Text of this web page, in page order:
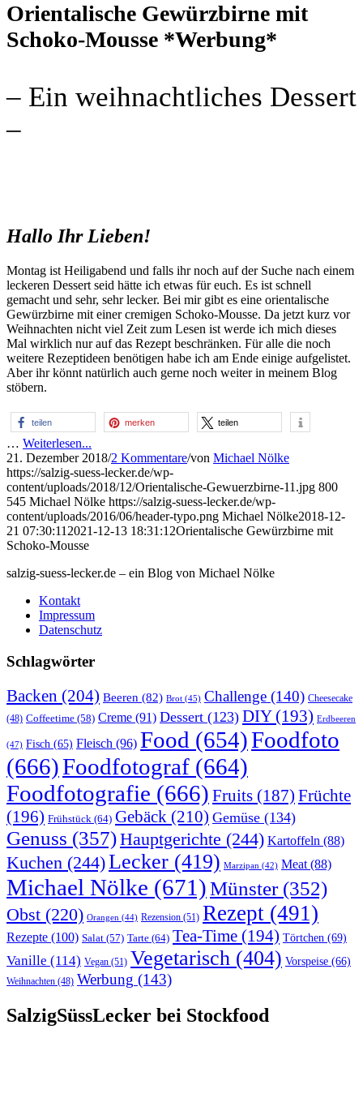
Orientalische Gewürzbirne mit
Schoko-Mousse *Werbung*
– Ein weihnachtliches Dessert
–
Hallo Ihr Lieben!
Montag ist Heiligabend und falls ihr noch auf der Suche nach einem
leckeren Dessert seid hätte ich etwas für euch. Es ist schnell
gemacht und sehr, sehr lecker. Bei mir gibt es eine orientalische
Gewürzbirne mit einer cremigen Schoko-Mousse. Da jetzt kurz vor
Weihnachten nicht viel Zeit zum Lesen ist werde ich mich dieses
Mal wirklich nur auf das Rezept beschränken. Für alle die noch
weitere Rezeptideen benötigen habe ich am Ende einige aufgelistet.
Aber ihr könnt natürlich auch gerne noch weiter in meinem Blog
stöbern.
teilen merken teilen
… Weiterlesen...
21. Dezember 2018/2 Kommentare/von Michael Nölke
https://salzig-suess-lecker.de/wp-
content/uploads/2018/12/Orientalische-Gewuerzbirne-11.jpg 800
545 Michael Nölke https://salzig-suess-lecker.de/wp-
content/uploads/2016/06/header-typo.png Michael Nölke2018-12-
21 07:30:11 2021-12-13 18:31:12Orientalische Gewürzbirne mit
Schoko-Mousse
salzig-suess-lecker.de – ein Blog von Michael Nölke
Kontakt
Impressum
Datenschutz
Schlagwörter
Backen (204) Beeren (82) Brot (45) Challenge (140) Cheesecake
(48) Coffeetime (58) Creme (91) Dessert (123) DIY(193) Erdbeeren
(47) Fisch (65) Fleisch (96) Food (654)Foodfoto
(666)Foodfotograf (664)
Foodfotografie (666) Fruits (187) Früchte
(196) Frühstück (64) Gebäck (210) Gemüse (134)
Genuss (357)Hauptgerichte (244) Kartoffeln (88)
Kuchen (244)Lecker (419) Marzipan (42) Meat (88)
Michael Nölke (671)Münster(352)
Obst (220) Orangen (44) Rezension (51) Rezept (491)
Rezepte (100) Salat (57) Tarte (64) Tea-Time (194) Törtchen (69)
Vanille (114) Vegan (51) Vegetarisch (404) Vorspeise (66)
Weihnachten (48) Werbung (143)
SalzigSüssLecker bei Stockfood